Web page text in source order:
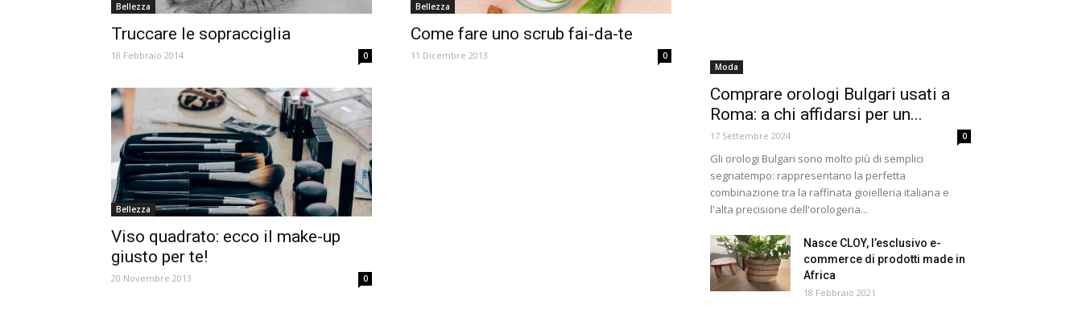
Bellezza
Truccare le sopracciglia
18 Febbraio 2014 0
Bellezza
Come fare uno scrub fai-da-te
11 Dicembre 2013 0
Bellezza
Viso quadrato: ecco il make-up
giusto per te!
20 Novembre 2013 0
Moda
Comprare orologi Bulgari usati a
Roma: a chi affidarsi per un...
17 Settembre 2024 0
Gli orologi Bulgari sono molto più di semplici
segnatempo: rappresentano la perfetta
combinazione tra la raffinata gioielleria italiana e
l'alta precisione dell'orologeria...
Nasce CLOY, l’esclusivo e-
commerce di prodotti made in
Africa
18 Febbraio 2021